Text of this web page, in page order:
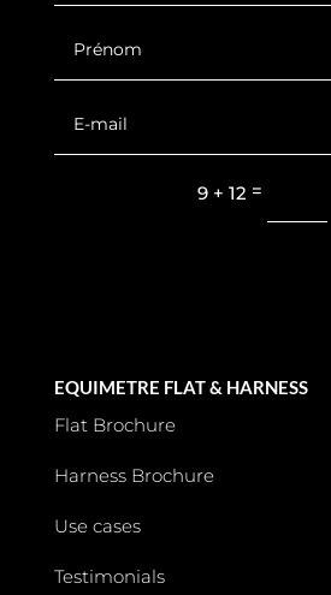
9 + 12 =
EQUIMETRE FLAT & HARNESS
Flat Brochure
Harness Brochure
Use cases
Testimonials